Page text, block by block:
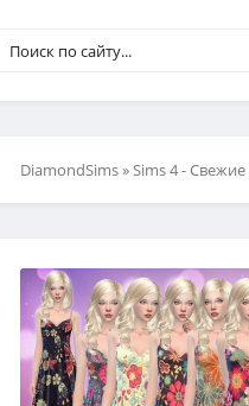
DiamondSims»Sims 4 -